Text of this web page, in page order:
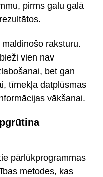
pirms galu galā
raksturu.
vien nav
bet gan
tīmekļa datplūsmas
vākšanai.
pārlūkprogrammas
metodes, kas